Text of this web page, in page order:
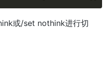
或/set nothink进行切